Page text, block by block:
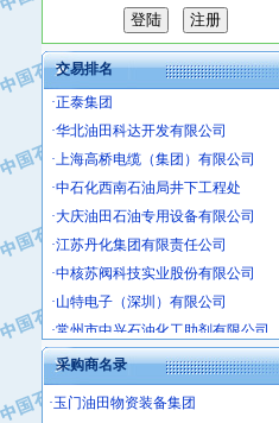
交易排名
·上海宝钢商贸有限公司
·辽河石油勘探局总机械厂
·正泰集团
·华北油田科达开发有限公司
·上海高桥电缆（集团）有限公司
·中石化西南石油局井下工程处
·大庆油田石油专用设备有限公司
·江苏丹化集团有限责任公司
·中核苏阀科技实业股份有限公司
·山特电子（深圳）有限公司
·常州市中兴石油化工助剂有限公司
·姜堰市三联助剂有限公司
·四川中光高技术研究所有限责任公司
·江苏天安防雷工程有限责任公司
采购商名录
·玉门油田物资装备集团